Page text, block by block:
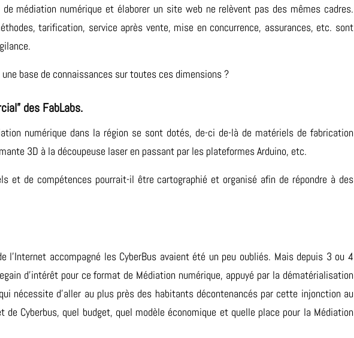
de médiation numérique et élaborer un site web ne relèvent pas des mêmes cadres.
tarification, service après vente, mise en concurrence, assurances, etc. sont
base de connaissances sur toutes ces dimensions ?
des FabLabs.
numérique dans la région se sont dotés, de-ci de-là de matériels de fabrication
3D à la découpeuse laser en passant par les plateformes Arduino, etc.
et de compétences pourrait-il être cartographié et organisé afin de répondre à des
l’Internet accompagné les CyberBus avaient été un peu oubliés. Mais depuis 3 ou 4
d’intérêt pour ce format de Médiation numérique, appuyé par la dématérialisation
nécessite d’aller au plus près des habitants décontenancés par cette injonction au
de Cyberbus, quel budget, quel modèle économique et quelle place pour la Médiation